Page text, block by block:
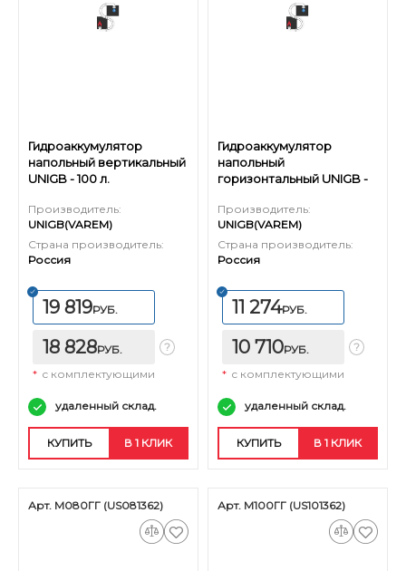
Гидроаккумулятор
напольный вертикальный
UNIGB - 100 л.
Производитель:
UNIGB(VAREM)
Страна производитель:
Россия
19 819РУБ.
18 828РУБ.
* с комплектующими
удаленный склад.
КУПИТЬ В 1 КЛИК
Гидроаккумулятор
напольный
горизонтальный UNIGB -
Производитель:
UNIGB(VAREM)
Страна производитель:
Россия
11 274РУБ.
10 710РУБ.
* с комплектующими
удаленный склад.
КУПИТЬ В 1 КЛИК
Арт. М080ГГ (US081362) Арт. М100ГГ (US101362)